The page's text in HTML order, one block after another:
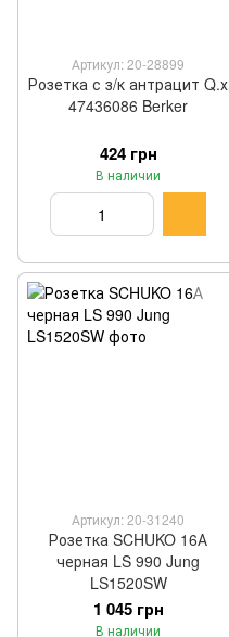
Артикул: 20-28899
Розетка с з/к антрацит Q.х
47436086 Berker
424 грн
В наличии
Артикул: 20-31240
Розетка SCHUKO 16А
черная LS 990 Jung
LS1520SW
1 045 грн
В наличии